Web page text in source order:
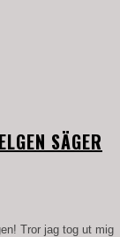
SÄGER
Tror jag tog ut mig